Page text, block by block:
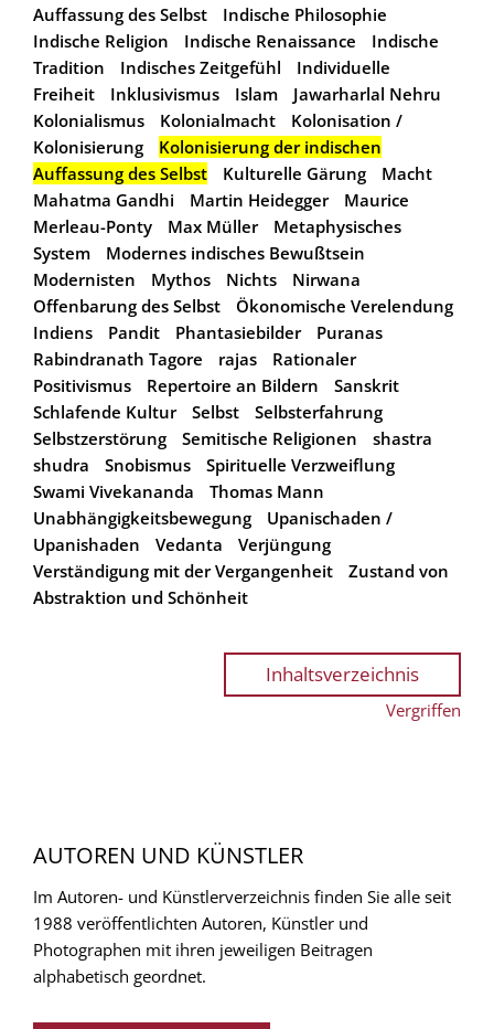
Auffassung des Selbst
Indische Philosophie
Indische Religion
Indische Renaissance
Indische
Tradition
Indisches Zeitgefühl
Individuelle
Freiheit
Inklusivismus Islam
Jawarharlal Nehru
Kolonialismus
Kolonialmacht
Kolonisation /
Kolonisierung
Kolonisierung der indischen
Auffassung des Selbst
Kulturelle Gärung
Macht
Mahatma Gandhi
Martin Heidegger
Maurice
Merleau-Ponty
Max Müller
Metaphysisches
System
Modernes indisches Bewußtsein
Modernisten
Mythos Nichts
Nirwana
Offenbarung des Selbst
Ökonomische Verelendung
Indiens
Pandit Phantasiebilder
Puranas
Rabindranath Tagore
rajas
Rationaler
Positivismus
Repertoire an Bildern
Sanskrit
Schlafende Kultur
Selbst
Selbsterfahrung
Selbstzerstörung
Semitische Religionen
shastra
shudra
Snobismus
Spirituelle Verzweiflung
Swami Vivekananda
Thomas Mann
Unabhängigkeitsbewegung
Upanischaden /
Upanishaden
Vedanta
Verjüngung
Verständigung mit der Vergangenheit
Zustand von
Abstraktion und Schönheit
Inhaltsverzeichnis
Vergriffen
AUTOREN UND KÜNSTLER
Im Autoren- und Künstlerverzeichnis finden Sie alle seit
1988 veröffentlichten Autoren, Künstler und
Photographen mit ihren jeweiligen Beitragen
alphabetisch geordnet.